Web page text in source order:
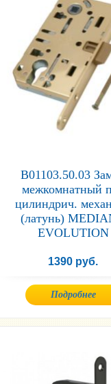
B01103.50.03
межкомнатный
цилиндрич.
(латунь)
EVOLUTION
1390 руб.
Подробнее